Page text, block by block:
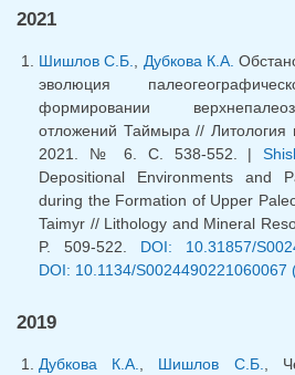
2021
Шишлов С.Б. Дубкова К.А.
эволюция
формировании
отложений Таймыра // Литология
2021. № 6. С. 538-552. |
Depositional Environments and
during the Formation of Upper
Taimyr // Lithology and Mineral
P. 509-522. DOI: 10.31857/
DOI: 10.1134/S0024490221060067
2019
Дубкова К.А. Шишлов С.Б.
,